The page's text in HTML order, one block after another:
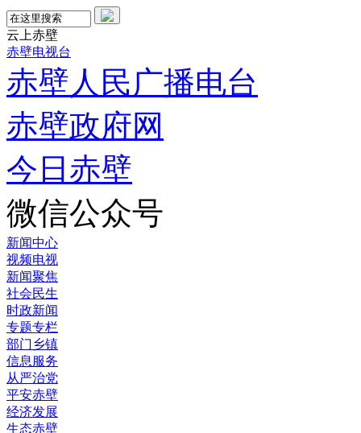
云上赤壁
赤壁电视台
赤壁人民广播电台
赤壁政府网
今日赤壁
微信公众号
新闻中心
视频电视
新闻聚焦
社会民生
时政新闻
专题专栏
部门乡镇
信息服务
从严治党
平安赤壁
经济发展
生态赤壁